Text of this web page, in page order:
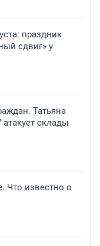
праздник
сдвиг» у
Татьяна
склады
Что известно о